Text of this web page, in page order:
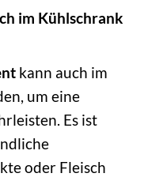
im Kühlschrank
kann auch im
um eine
Es ist
oder Fleisch